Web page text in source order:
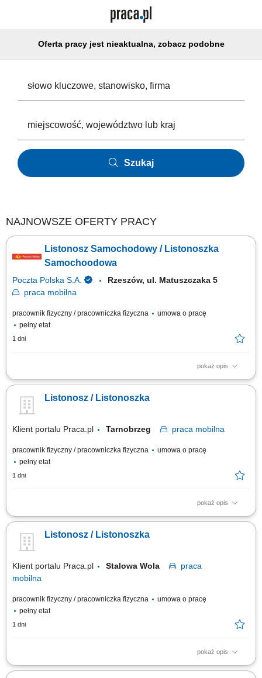
Oferta pracy jest nieaktualna, zobacz podobne
Szukaj
NAJNOWSZE OFERTY PRACY
Listonosz Samochodowy / Listonoszka
Samochoodowa
Poczta Polska S.A.
Rzeszów, ul. Matuszczaka 5
praca mobilna
pracownik fizyczny / pracowniczka fizyczna
umowa o pracę
pełny etat
1 dni
pokaż opis
Rodzaj zatrudnienia: umowa o pracę, cały etat, praca od poniedziałku do
doręczanie listów, paczek i przekazów pieniężnych, bezpośrednia
obsługa klientów, w tym sprzedaż produktów i usług,
Listonosz / Listonoszka
Klient portalu Praca.pl Tarnobrzeg praca mobilna
pracownik fizyczny / pracowniczka fizyczna
umowa o pracę
pełny etat
1 dni
pokaż opis
Przygotowanie korespondencji i przesyłek do doręczenia. Dostarczanie
obsługa klientów, w tym sprzedaż wybranych usług. Prowadzenie
dokumentacji i obsługa zadań przy użyciu tabletu.
Listonosz / Listonoszka
Klient portalu Praca.pl Stalowa Wola
praca
mobilna
pracownik fizyczny / pracowniczka fizyczna
umowa o pracę
pełny etat
1 dni
pokaż opis
Przygotowanie korespondencji i przesyłek do doręczenia. Dostarczanie